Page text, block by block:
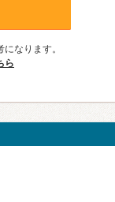
なります。
ら